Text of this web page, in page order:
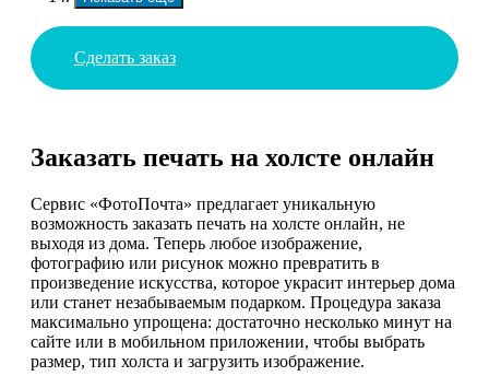
Сделать заказ
Заказать печать на холсте онлайн
Сервис «ФотоПочта» предлагает уникальную
возможность заказать печать на холсте онлайн, не
выходя из дома. Теперь любое изображение,
фотографию или рисунок можно превратить в
произведение искусства, которое украсит интерьер дома
или станет незабываемым подарком. Процедура заказа
максимально упрощена: достаточно несколько минут на
сайте или в мобильном приложении, чтобы выбрать
размер, тип холста и загрузить изображение.